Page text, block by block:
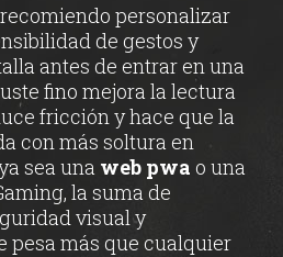
personalizar
de gestos y
antes de entrar en una
fino mejora la lectura
fricción y hace que la
con más soltura en
sea una web pwa o una
la suma de
visual y
pesa más que cualquier